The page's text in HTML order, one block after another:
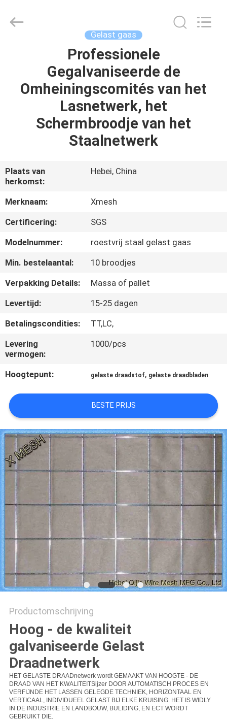
PRODUCTEN
ONGEVEER
FABRIEKSREIS
KWALITEITSCONTROLE
ONS
VERZOEK
OM EEN
CITAAT
SITEMAP
PRIVACY
POLICY
Gelast gaas
Professionele
Gegalvaniseerde de
Omheiningscomités van het
Lasnetwerk, het
Schermbroodje van het
Staalnetwerk
Plaats van
herkomst:
Hebei, China
Merknaam:
Xmesh
Certificering:
SGS
Modelnummer:
roestvrij staal gelast gaas
Min. bestelaantal:
10 broodjes
Verpakking Details:
Massa of pallet
Levertijd:
15-25 dagen
Betalingscondities:
TT,LC,
Levering
vermogen:
1000/pcs
Hoogtepunt: gelaste draadstof, gelaste draadbladen
BESTE PRIJS
Productomschrijving
Hoog - de kwaliteit
galvaniseerde Gelast
Draadnetwerk
HET GELASTE DRAADnetwerk wordt GEMAAKT VAN HOOGTE - DE
DRAAD VAN HET KWALITEITSijzer DOOR AUTOMATISCH PROCES EN
VERFIJNDE HET LASSEN GELEGDE TECHNIEK, HORIZONTAAL EN
VERTICAAL, INDIVIDUEEL GELAST BIJ ELKE KRUISING. HET IS WIDLY
IN DE INDUSTRIE EN LANDBOUW, BULIDING, EN ECT WORDT
GEBRUIKT DIE.